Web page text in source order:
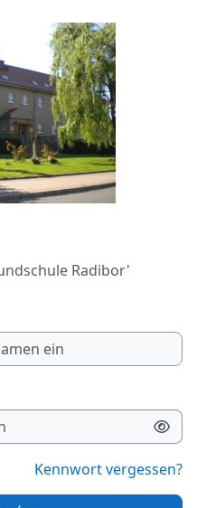
Radibor'
Kennwort vergessen?